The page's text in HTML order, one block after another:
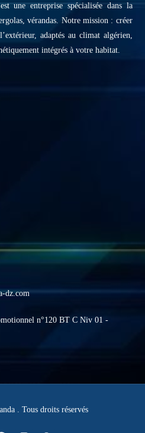
une entreprise spécialisée dans la
vérandas. Notre mission : créer
adaptés au climat algérien,
intégrés à votre habitat.
dz.com
n°120 BT C Niv 01 -
. Tous droits réservés